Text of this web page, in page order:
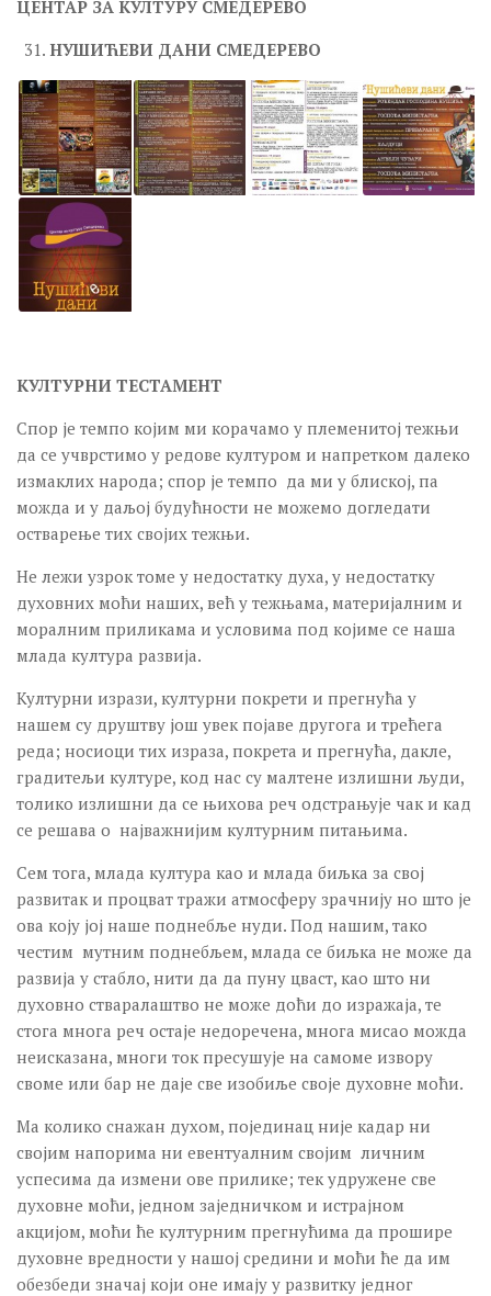
Позоришни програм
Позоришни програм
Дечији програм
Дечији програм
Музички програм
Музички програм
Филмски програм
Научно-образовни програм
Ликовни програм
Ликовни програм
Фестивали и манифестације
Фестивали и манифестације
Остали програми
Остали програми
Гостовања наших програма
Манифестације
35. НУШИЋЕВИ ДАНИ 2018.
34. НУШИЋЕВИ ДАНИ 2017.
33. НУШИЋЕВИ ДАНИ 2016.
32. НУШИЋЕВИ ДАНИ 2015.
31. НУШИЋЕВИ ДАНИ 2014.
ТЕАТАР У ТВРЂАВИ
05. ТЕАТАР У ТВРЂАВИ 2018.
04. ТЕАТАР У ТВРЂАВИ 2017.
03. ТЕАТАР У ТВРЂАВИ 2016.
02. ТЕАТАР У ТВРЂАВИ 2015.
01. ТЕАТАР У ТВРЂАВИ 2014.
ЛИКОВНА КОЛОНИЈА ГРАФИКА
32. ГРАФИКА 2016.
31. ГРАФИКА 2015.
ЦЕНТАР ЗА КУЛТУРУ СМЕДЕРЕВО
НУШИЋЕВИ ДАНИ СМЕДЕРЕВО
КУЛТУРНИ ТЕСТАМЕНТ
Спор је темпо којим ми корачамо у племенитој тежњи
да се учврстимо у редове културом и напретком далеко
измаклих народа; спор је темпо да ми у блиској, па
можда и у даљој будућности не можемо догледати
остварење тих својих тежњи.
Не лежи узрок томе у недостатку духа, у недостатку
духовних моћи наших, већ у тежњама, материјалним и
моралним приликама и условима под којиме се наша
млада култура развија.
Културни изрази, културни покрети и прегнућа у
нашем су друштву још увек појаве другога и трећега
реда; носиоци тих израза, покрета и прегнућа, дакле,
градитељи културе, код нас су малтене излишни људи,
толико излишни да се њихова реч одстрањује чак и кад
се решава о најважнијим културним питањима.
Сем тога, млада култура као и млада биљка за свој
развитак и процват тражи атмосферу зрачнију но што је
ова коју јој наше поднебље нуди. Под нашим, тако
честим мутним поднебљем, млада се биљка не може да
развија у стабло, нити да да пуну цваст, као што ни
духовно стваралаштво не може доћи до изражаја, те
стога многа реч остаје недоречена, многа мисао можда
неисказана, многи ток пресушује на самоме извору
своме или бар не даје све изобиље своје духовне моћи.
Ма колико снажан духом, појединац није кадар ни
својим напорима ни евентуалним својим личним
успесима да измени ове прилике; тек удружене све
духовне моћи, једном заједничком и истрајном
акцијом, моћи ће културним прегнућима да прошире
духовне вредности у нашој средини и моћи ће да им
обезбеди значај који оне имају у развитку једног